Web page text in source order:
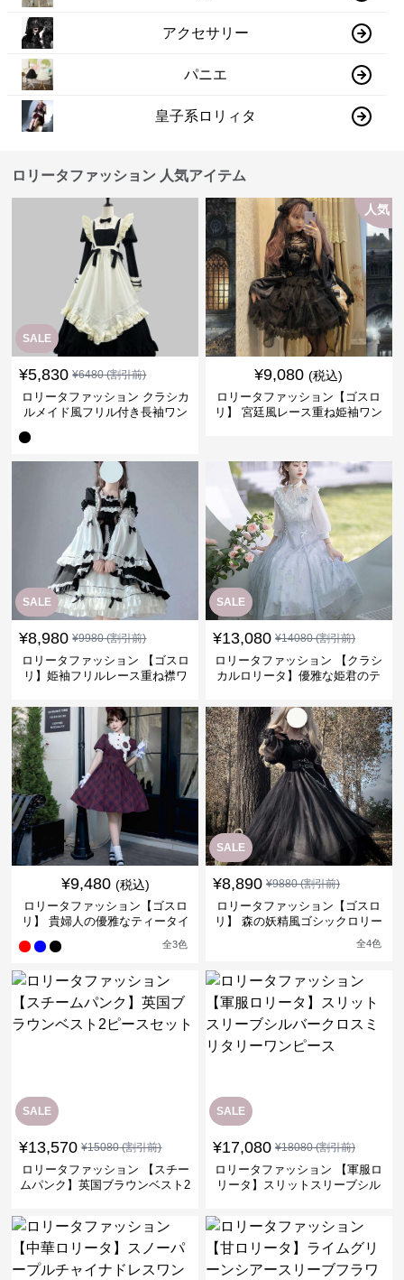
アクセサリー
パニエ
皇子系ロリィタ
ロリータファッション 人気アイテム
SALE
¥5,830 ¥6480(割引前)
ロリータファッション クラシカ
ルメイド風フリル付き長袖ワン
人気
¥9,080 (税込)
ロリータファッション【ゴスロ
リ】 宮廷風レース重ね姫袖ワン
SALE
¥8,980 ¥9980(割引前)
ロリータファッション 【ゴスロ
リ】姫袖フリルレース重ね襟ワ
SALE
¥13,080 ¥14080(割引前)
ロリータファッション 【クラシ
カルロリータ】優雅な姫君のテ
¥9,480 (税込)
ロリータファッション【ゴスロ
リ】 貴婦人の優雅なティータイ
全3色
SALE
¥8,890 ¥9880(割引前)
ロリータファッション【ゴスロ
リ】 森の妖精風ゴシックロリー
全4色
SALE
¥13,570 ¥15080(割引前)
ロリータファッション 【スチー
ムパンク】英国ブラウンベスト2
SALE
¥17,080 ¥18080(割引前)
ロリータファッション 【軍服ロ
リータ】スリットスリーブシル